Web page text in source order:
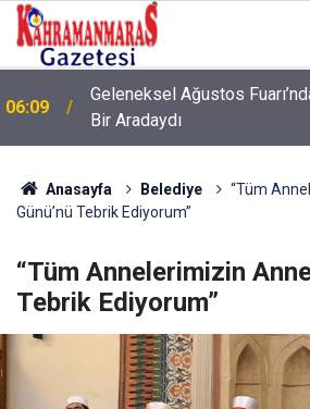
06:09
Geleneksel Ağustos
Bir Aradaydı
Anasayfa Belediye
“Tüm
Günü’nü Tebrik Ediyorum”
“Tüm Annelerimizin
Tebrik Ediyorum”